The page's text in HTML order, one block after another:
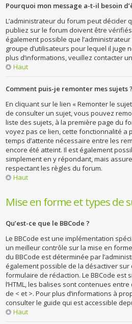
Pourquoi mon message a-t-il besoin
L’administrateur du forum peut décider
publiez sur le forum doivent être
également possible que
groupe d’utilisateurs pour lequel il juge
plus d’informations, veuillez contacter
Haut
Comment puis-je remonter mes sujets ?
En cliquant sur le lien « Remonter le
de consulter un sujet, vous pouvez
liste des sujets, à la première page du
voyez pas ce lien, cette fonctionnalité a
temps d’attente nécessaire entre les
encore été atteint. Il est également
simplement en y répondant, mais
respectant les règles du forum.
Haut
Mise en forme et types de
Qu’est-ce que le BBCode ?
Le BBCode est une implémentation
un meilleur contrôle sur la mise en forme
du BBCode est déterminée par
également possible de la désactiver
formulaire de rédaction. Le BBCode est
l’HTML, les balises sont contenues
de < et >. Pour plus d’informations à
consulter le guide qui est accessible
Haut